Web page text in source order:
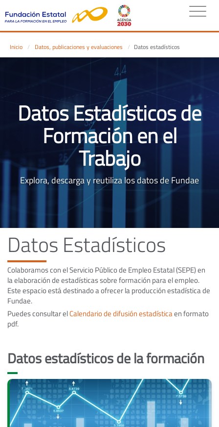
Inicio Datos, publicaciones y evaluaciones Datos estadísticos
Datos Estadísticos de
Formación en el
Trabajo
Explora, descarga y reutiliza los datos de Fundae
Datos Estadísticos
Colaboramos con el Servicio Público de Empleo Estatal (SEPE) en
la elaboración de estadísticas sobre formación para el empleo.
Este espacio está destinado a ofrecer la producción estadística de
Fundae.
Puedes consultar elCalendario de difusión estadísticaen formato
pdf.
Datos estadísticos de la formación